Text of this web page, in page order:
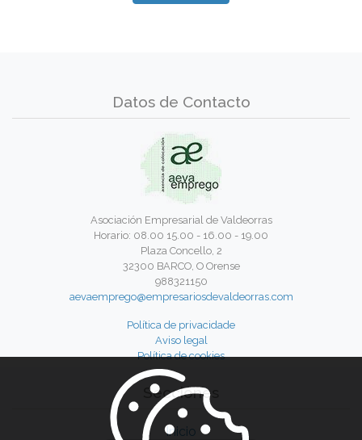
Datos de Contacto
Asociación Empresarial de Valdeorras
Horario: 08.00 15.00 - 16.00 - 19.00
Plaza Concello, 2
32300 BARCO, O Orense
988321150
aevaemprego@empresariosdevaldeorras.com
Política de privacidade
Aviso legal
Política de cookies
Secciones
Inicio